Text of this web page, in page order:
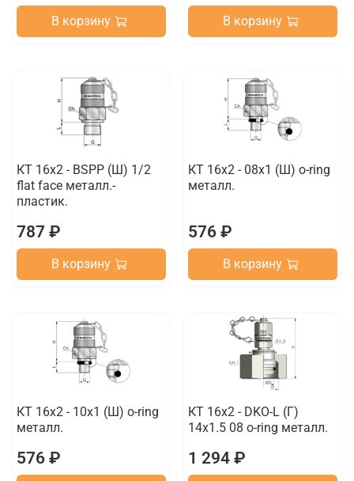
В корзину В корзину
КТ 16x2 - BSPP (Ш) 1/2
flat face металл.-
пластик.
787 ₽
В корзину
КТ 16x2 - 08x1 (Ш) o-ring
металл.
576 ₽
В корзину
КТ 16x2 - 10x1 (Ш) o-ring
металл.
576 ₽
КТ 16x2 - DKO-L (Г)
14x1.5 08 o-ring металл.
1 294 ₽